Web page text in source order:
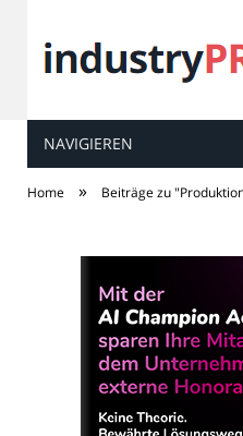
NAVIGIEREN
Home » Beiträge zu